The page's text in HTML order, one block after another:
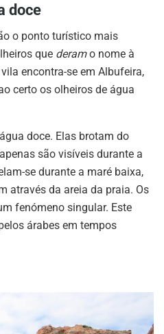
doce
o ponto turístico mais
que deramo nome à
encontra-se em Albufeira,
certo os olheiros de água
doce. Elas brotam do
são visíveis durante a
se durante a maré baixa,
através da areia da praia. Os
fenómeno singular. Este
árabes em tempos